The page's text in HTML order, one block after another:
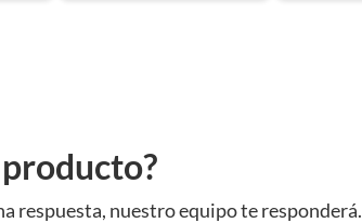
respuesta, nuestro equipo te responderá.